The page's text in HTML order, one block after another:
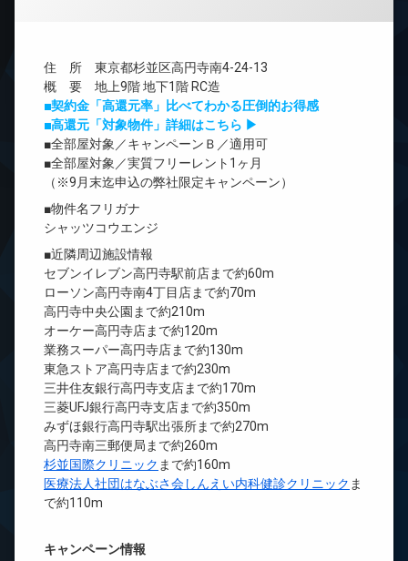
住 所 東京都杉並区高円寺南4-24-13
概 要 地上9階 地下1階 RC造
■契約金「高還元率」比べてわかる圧倒的お得感
■高還元「対象物件」詳細はこちら ▶
■全部屋対象／キャンペーンＢ／適用可
■全部屋対象／実質フリーレント1ヶ月
（※9月末迄申込の弊社限定キャンペーン）
■物件名フリガナ
シャッツコウエンジ
■近隣周辺施設情報
セブンイレブン高円寺駅前店まで約60m
ローソン高円寺南4丁目店まで約70m
高円寺中央公園まで約210m
オーケー高円寺店まで約120m
業務スーパー高円寺店まで約130m
東急ストア高円寺店まで約230m
三井住友銀行高円寺支店まで約170m
三菱UFJ銀行高円寺支店まで約350m
みずほ銀行高円寺駅出張所まで約270m
高円寺南三郵便局まで約260m
杉並国際クリニック まで約160m
医療法人社団はなぶさ会しんえい内科健診クリニック ま
で約110m
キャンペーン情報